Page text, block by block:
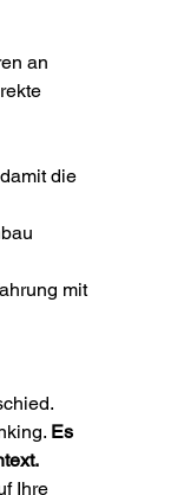
an
die
mit
Es
Ihre